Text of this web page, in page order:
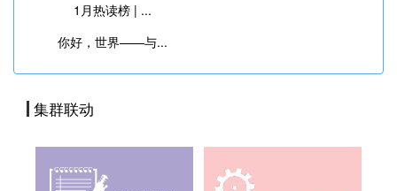
1月热读榜 | ...
你好，世界——与...
集群联动